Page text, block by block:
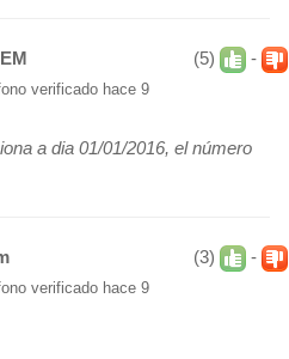
(5) -
verificado hace 9
a dia 01/01/2016, el número
(3) -
verificado hace 9